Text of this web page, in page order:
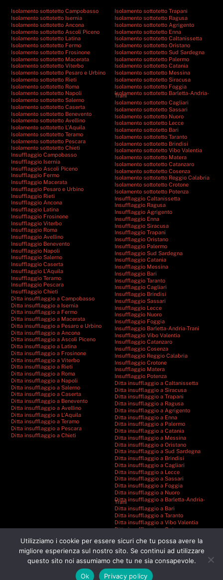
Isolamento sottotetto Campobasso
Isolamento sottotetto Isernia
Isolamento sottotetto Ancona
Isolamento sottotetto Ascoli Piceno
Isolamento sottotetto Latina
Isolamento sottotetto Fermo
Isolamento sottotetto Frosinone
Isolamento sottotetto Macerata
Isolamento sottotetto Viterbo
Isolamento sottotetto Pesaro e Urbino
Isolamento sottotetto Rieti
Isolamento sottotetto Roma
Isolamento sottotetto Napoli
Isolamento sottotetto Salerno
Isolamento sottotetto Caserta
Isolamento sottotetto Benevento
Isolamento sottotetto Avellino
Isolamento sottotetto L’Aquila
Isolamento sottotetto Teramo
Isolamento sottotetto Pescara
Isolamento sottotetto Chieti
Insufflaggio Campobasso
Insufflaggio Isernia
Insufflaggio Ascoli Piceno
Insufflaggio Fermo
Insufflaggio Macerata
Insufflaggio Pesaro e Urbino
Insufflaggio Rieti
Insufflaggio Ancona
Insufflaggio Latina
Insufflaggio Frosinone
Insufflaggio Viterbo
Insufflaggio Roma
Insufflaggio Avellino
Insufflaggio Benevento
Insufflaggio Napoli
Insufflaggio Salerno
Insufflaggio Caserta
Insufflaggio L’Aquila
Insufflaggio Teramo
Insufflaggio Pescara
Insufflaggio Chieti
Ditta insufflaggio a Campobasso
Ditta insufflaggio a Isernia
Ditta insufflaggio a Fermo
Ditta insufflaggio a Macerata
Ditta insufflaggio a Pesaro e Urbino
Ditta insufflaggio a Ancona
Ditta insufflaggio a Ascoli Piceno
Ditta insufflaggio a Latina
Ditta insufflaggio a Frosinone
Ditta insufflaggio a Viterbo
Ditta insufflaggio a Rieti
Ditta insufflaggio a Roma
Ditta insufflaggio a Napoli
Ditta insufflaggio a Salerno
Ditta insufflaggio a Caserta
Ditta insufflaggio a Benevento
Ditta insufflaggio a Avellino
Ditta insufflaggio a L’Aquila
Ditta insufflaggio a Teramo
Ditta insufflaggio a Pescara
Ditta insufflaggio a Chieti
Isolamento sottotetto Trapani
Isolamento sottotetto Ragusa
Isolamento sottotetto Agrigento
Isolamento sottotetto Enna
Isolamento sottotetto Caltanissetta
Isolamento sottotetto Oristano
Isolamento sottotetto Sud Sardegna
Isolamento sottotetto Palermo
Isolamento sottotetto Catania
Isolamento sottotetto Messina
Isolamento sottotetto Siracusa
Isolamento sottotetto Foggia
Isolamento sottotetto Barletta-Andria-
Trani
Isolamento sottotetto Cagliari
Isolamento sottotetto Sassari
Isolamento sottotetto Nuoro
Isolamento sottotetto Lecce
Isolamento sottotetto Bari
Isolamento sottotetto Taranto
Isolamento sottotetto Brindisi
Isolamento sottotetto Vibo Valentia
Isolamento sottotetto Matera
Isolamento sottotetto Catanzaro
Isolamento sottotetto Cosenza
Isolamento sottotetto Reggio Calabria
Isolamento sottotetto Crotone
Isolamento sottotetto Potenza
Insufflaggio Caltanissetta
Insufflaggio Ragusa
Insufflaggio Agrigento
Insufflaggio Enna
Insufflaggio Siracusa
Insufflaggio Trapani
Insufflaggio Oristano
Insufflaggio Palermo
Insufflaggio Sud Sardegna
Insufflaggio Catania
Insufflaggio Messina
Insufflaggio Bari
Insufflaggio Taranto
Insufflaggio Cagliari
Insufflaggio Brindisi
Insufflaggio Sassari
Insufflaggio Lecce
Insufflaggio Nuoro
Insufflaggio Foggia
Insufflaggio Barletta-Andria-Trani
Insufflaggio Vibo Valentia
Insufflaggio Catanzaro
Insufflaggio Cosenza
Insufflaggio Reggio Calabria
Insufflaggio Crotone
Insufflaggio Matera
Insufflaggio Potenza
Ditta insufflaggio a Caltanissetta
Ditta insufflaggio a Siracusa
Ditta insufflaggio a Trapani
Ditta insufflaggio a Ragusa
Ditta insufflaggio a Agrigento
Ditta insufflaggio a Enna
Ditta insufflaggio a Palermo
Ditta insufflaggio a Catania
Ditta insufflaggio a Messina
Ditta insufflaggio a Oristano
Ditta insufflaggio a Sud Sardegna
Ditta insufflaggio a Brindisi
Ditta insufflaggio a Cagliari
Ditta insufflaggio a Lecce
Ditta insufflaggio a Sassari
Ditta insufflaggio a Foggia
Ditta insufflaggio a Nuoro
Ditta insufflaggio a Barletta-Andria-
Trani
Ditta insufflaggio a Bari
Ditta insufflaggio a Taranto
Ditta insufflaggio a Vibo Valentia
Ditta insufflaggio a Catanzaro
Ditta insufflaggio a Reggio Calabria
Ditta insufflaggio a Crotone
Ditta insufflaggio a Potenza
Utilizziamo i cookie per essere sicuri che tu possa avere la
migliore esperienza sul nostro sito. Se continui ad utilizzare
questo sito noi assumiamo che tu ne sia consapevole.
Ok
Privacy policy